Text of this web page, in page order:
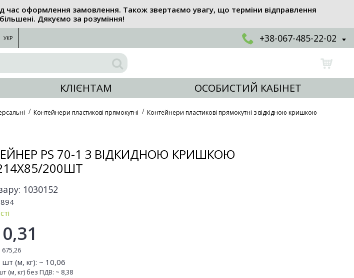
час оформлення замовлення. Також звертаємо увагу, що терміни відправлення
Дякуємо за розуміння!
УКР +38-067-485-22-02
КЛІЄНТАМ ОСОБИСТИЙ КАБІНЕТ
Контейнери пластикові прямокутні
Контейнери пластикові прямокутні з відкідною кришкою
PS 70-1 З ВІДКИДНОЮ КРИШКОЮ
200ШТ
1030152
894
675,26
шт (м, кг): ~ 10,06
(м, кг) без ПДВ: ~ 8,38